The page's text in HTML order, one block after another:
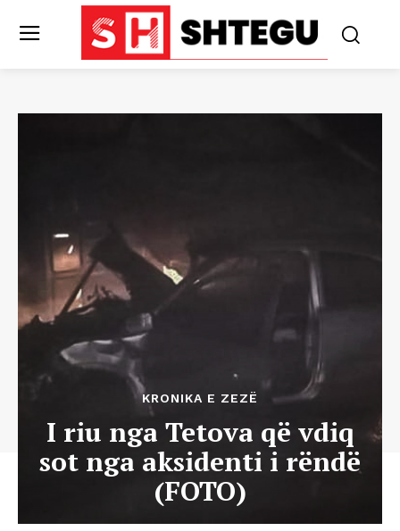
KRONIKA E ZEZË
I riu nga Tetova që vdiq
sot nga aksidenti i rëndë
(FOTO)